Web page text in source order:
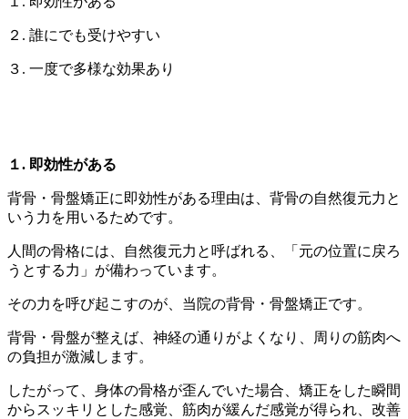
２. 誰にでも受けやすい
３. 一度で多様な効果あり
１. 即効性がある
背骨・骨盤矯正に即効性がある理由は、背骨の自然復元力と
いう力を用いるためです。
人間の骨格には、自然復元力と呼ばれる、「元の位置に戻ろ
うとする力」が備わっています。
その力を呼び起こすのが、当院の背骨・骨盤矯正です。
背骨・骨盤が整えば、神経の通りがよくなり、周りの筋肉へ
の負担が激減します。
したがって、身体の骨格が歪んでいた場合、矯正をした瞬間
からスッキリとした感覚、筋肉が緩んだ感覚が得られ、改善